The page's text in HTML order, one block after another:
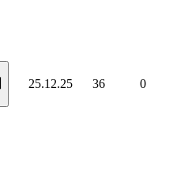
25.12.25 36 0